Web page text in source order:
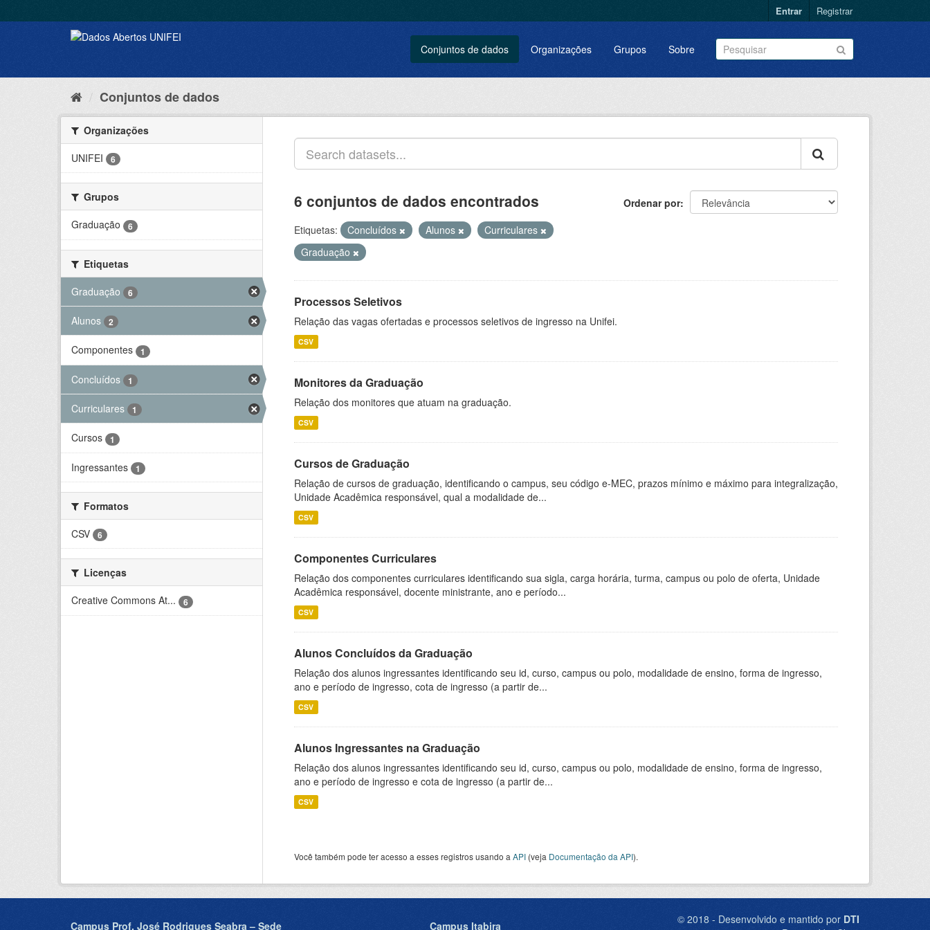
Entrar Registrar
Conjuntos de dados Organizações Grupos Sobre
Conjuntos de dados
Organizações
UNIFEI
6
Grupos
Graduação
6
Etiquetas
Graduação
6
Alunos 2
Componentes 1
Concluídos 1
Curriculares 1
Cursos 1
Ingressantes 1
Formatos
CSV
6
Licenças
Creative Commons At...
6
Ordenar por
6 conjuntos de dados encontrados
Etiquetas: Concluídos Alunos
Curriculares
Graduação
Processos Seletivos
Relação das vagas ofertadas e processos seletivos de ingresso na Unifei.
CSV
Monitores da Graduação
Relação dos monitores que atuam na graduação.
CSV
Cursos de Graduação
Relação de cursos de graduação, identificando o campus, seu código e-MEC, prazos mínimo e máximo para integralização,
Unidade Acadêmica responsável, qual a modalidade de...
CSV
Componentes Curriculares
Relação dos componentes curriculares identificando sua sigla, carga horária, turma, campus ou polo de oferta, Unidade
Acadêmica responsável, docente ministrante, ano e período...
CSV
Alunos Concluídos da Graduação
Relação dos alunos ingressantes identificando seu id, curso, campus ou polo, modalidade de ensino, forma de ingresso,
ano e período de ingresso, cota de ingresso (a partir de...
CSV
Alunos Ingressantes na Graduação
Relação dos alunos ingressantes identificando seu id, curso, campus ou polo, modalidade de ensino, forma de ingresso,
ano e período de ingresso e cota de ingresso (a partir de...
CSV
Você também pode ter acesso a esses registros usando a API (veja Documentação da API).
Campus Prof. José Rodrigues Seabra – Sede Campus Itabira © 2018 - Desenvolvido e mantido por DTI